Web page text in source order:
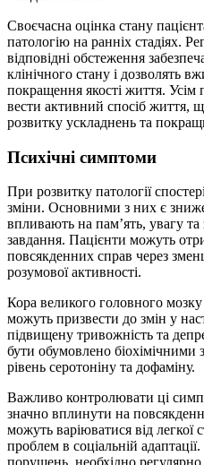
Своєчасна оцінка стану
патологію на ранніх стадіях.
відповідні обстеження
клінічного стану і дозволять
покращення якості життя. Усім
вести активний спосіб життя,
розвитку ускладнень та
Психічні симптоми
При розвитку патології
зміни. Основними з них є
впливають на пам’ять, увагу та
завдання. Пацієнти можуть
повсякденних справ через
розумової активності.
Кора великого головного мозку
можуть призвести до змін у
підвищену тривожність та
бути обумовлено
рівень серотоніну та дофаміну.
Важливо контролювати ці
значно вплинути на
можуть варіюватися від легкої
проблем в соціальній